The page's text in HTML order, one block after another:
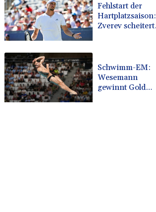
Fehlstart der
Hartplatzsaison:
Zverev scheitert
Schwimm-EM:
Wesemann
gewinnt Gold